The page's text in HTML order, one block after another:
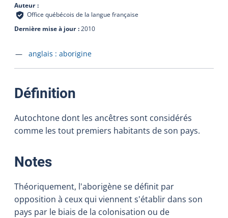
Auteur
Office québécois de la langue française
Dernière mise à jour 2010
Accéder à la fiche en
anglais : aborigine
Définition
Autochtone dont les ancêtres sont considérés
comme les tout premiers habitants de son pays.
Notes:
Théoriquement, l'aborigène se définit par
opposition à ceux qui viennent s'établir dans son
pays par le biais de la colonisation ou de